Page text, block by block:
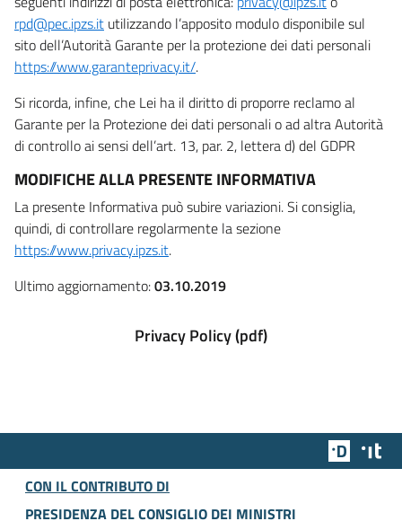
rpd@pec.ipzs.it utilizzando l’apposito modulo disponibile sul
sito dell’Autorità Garante per la protezione dei dati personali
https://www.garanteprivacy.it/.
Si ricorda, infine, che Lei ha il diritto di proporre reclamo al
Garante per la Protezione dei dati personali o ad altra Autorità
di controllo ai sensi dell’art. 13, par. 2, lettera d) del GDPR
MODIFICHE ALLA PRESENTE INFORMATIVA
La presente Informativa può subire variazioni. Si consiglia,
quindi, di controllare regolarmente la sezione
https://www.privacy.ipzs.it.
Ultimo aggiornamento:03.10.2019
Privacy Policy (pdf)
Team
CON IL CONTRIBUTO DI
PRESIDENZA DEL CONSIGLIO DEI MINISTRI